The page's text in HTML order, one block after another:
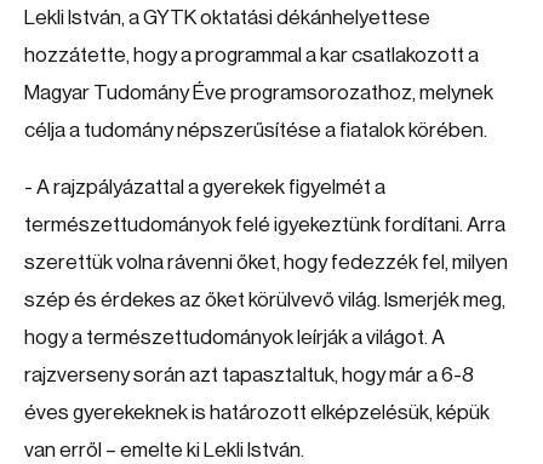
Lekli István, a GYTK oktatási dékánhelyettese
hozzátette, hogy a programmal a kar csatlakozott a
Magyar Tudomány Éve programsorozathoz, melynek
célja a tudomány népszerűsítése a fiatalok körében.
- A rajzpályázattal a gyerekek figyelmét a
természettudományok felé igyekeztünk fordítani. Arra
szerettük volna rávenni őket, hogy fedezzék fel, milyen
szép és érdekes az őket körülvevő világ. Ismerjék meg,
hogy a természettudományok leírják a világot. A
rajzverseny során azt tapasztaltuk, hogy már a 6-8
éves gyerekeknek is határozott elképzelésük, képük
van erről – emelte ki Lekli István.